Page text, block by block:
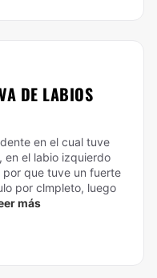
DE LABIOS
en el cual tuve
en el labio izquierdo
por que tuve un fuerte
por clmpleto, luego
más